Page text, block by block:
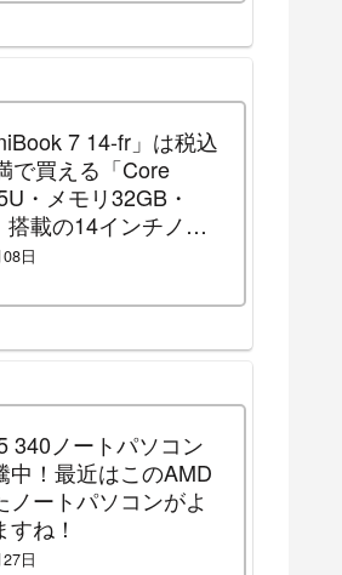
7 14-fr」は税込
で買える「Core
・メモリ32GB・
搭載の14インチノー
す！（2026年8月
日
340ノートパソコン
中！最近はこのAMD
ノートパソコンがよ
すね！
日